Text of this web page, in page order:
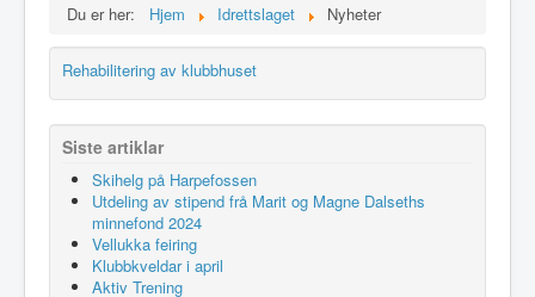
Du er her: Hjem Idrettslaget Nyheter
Rehabilitering av klubbhuset
Siste artiklar
Skihelg på Harpefossen
Utdeling av stipend frå Marit og Magne Dalseths
minnefond 2024
Vellukka feiring
Klubbkveldar i april
Aktiv Trening